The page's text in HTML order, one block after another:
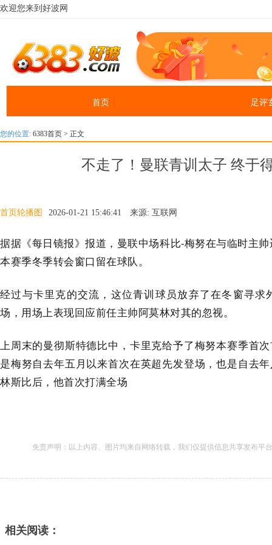
欢迎您来到好波网
首页 足评
您的位置: 6383首页 > 正文
不走了！曼联青训太子 终于
首页轮播图 2026-01-21 15:46:41 来源: 互联网
据据《每日镜报》报道，曼联中场科比-梅努在与临时主
本赛季冬季转会窗口留在球队。
经过与卡里克的交流，这位青训球员放弃了在冬窗寻
场，用场上表现回应前任主帅阿莫林对其的忽视。
上周末的曼彻斯特德比中，卡里克给予了梅努本赛季首
是梅努自去年五月以来首次在英超先发登场，也是自去
林斯比后，他首次打满全场
免责声明：以上内容、图片均来自网络转载，我们仅提供信息共享发布平